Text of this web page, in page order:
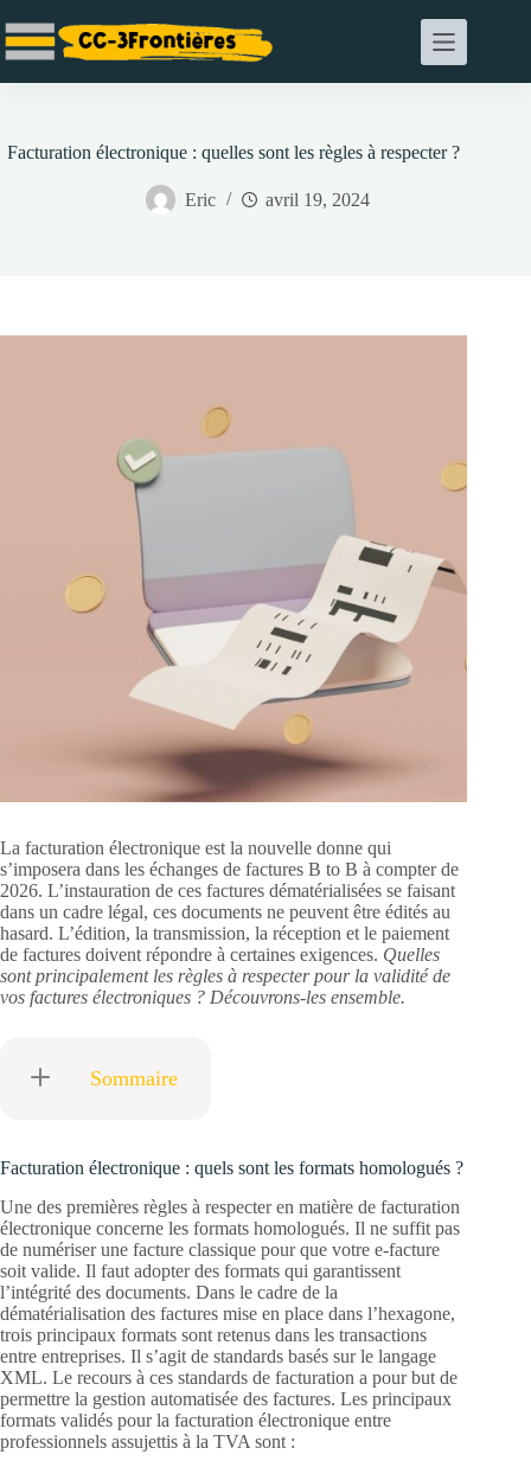
au
contenu
Facturation électronique : quelles sont les règles à respecter ?
Eric avril 19, 2024
La facturation électronique est la nouvelle donne qui
s’imposera dans les échanges de factures B to B à compter de
2026. L’instauration de ces factures dématérialisées se faisant
dans un cadre légal, ces documents ne peuvent être édités au
hasard. L’édition, la transmission, la réception et le paiement
de factures doivent répondre à certaines exigences. Quelles
sont principalement les règles à respecter pour la validité de
vos factures électroniques ? Découvrons-les ensemble.
Sommaire
Facturation électronique : quels sont les formats homologués ?
Une des premières règles à respecter en matière de facturation
électronique concerne les formats homologués. Il ne suffit pas
de numériser une facture classique pour que votre e-facture
soit valide. Il faut adopter des formats qui garantissent
l’intégrité des documents. Dans le cadre de la
dématérialisation des factures mise en place dans l’hexagone,
trois principaux formats sont retenus dans les transactions
entre entreprises. Il s’agit de standards basés sur le langage
XML. Le recours à ces standards de facturation a pour but de
permettre la gestion automatisée des factures. Les principaux
formats validés pour la facturation électronique entre
professionnels assujettis à la TVA sont :